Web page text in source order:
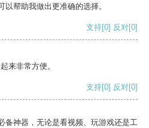
帮助我做出更准确的选择。
支持[0] 反对[0]
来非常方便。
支持[0] 反对[0]
备神器，无论是看视频、玩游戏还是工